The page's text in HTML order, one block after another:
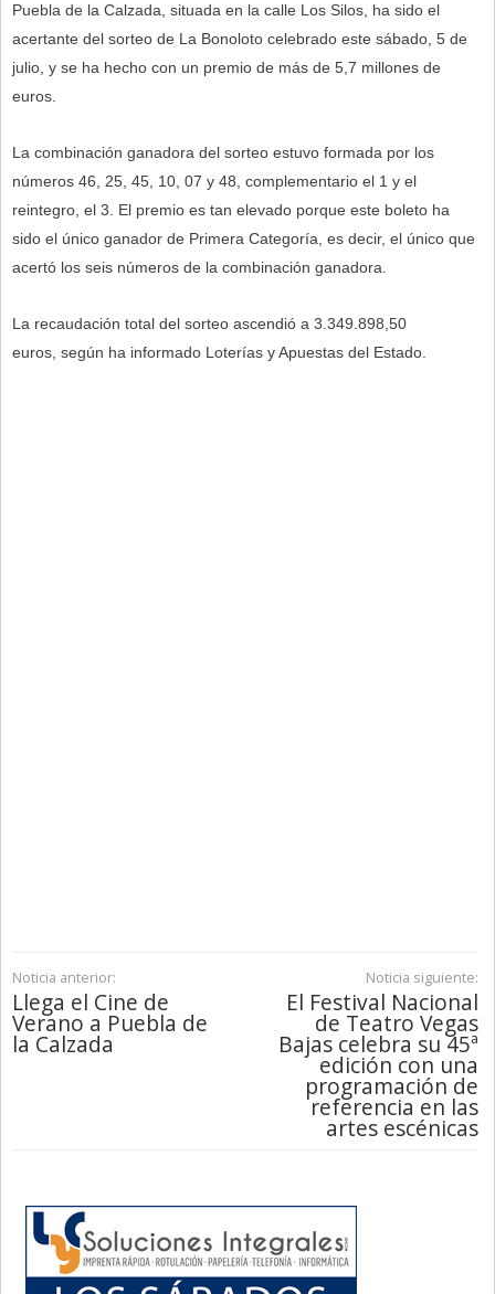
Puebla de la Calzada, situada en la calle Los Silos, ha sido el
acertante del sorteo de La Bonoloto celebrado este sábado, 5 de
julio, y se ha hecho con un premio de más de 5,7 millones de
euros.
La combinación ganadora del sorteo estuvo formada por los
números 46, 25, 45, 10, 07 y 48, complementario el 1 y el
reintegro, el 3. El premio es tan elevado porque este boleto ha
sido el único ganador de Primera Categoría, es decir, el único que
acertó los seis números de la combinación ganadora.
La recaudación total del sorteo ascendió a 3.349.898,50
euros, según ha informado Loterías y Apuestas del Estado.
Noticia anterior:
Llega el Cine de
Verano a Puebla de
la Calzada
Noticia siguiente:
El Festival Nacional
de Teatro Vegas
Bajas celebra su 45ª
edición con una
programación de
referencia en las
artes escénicas